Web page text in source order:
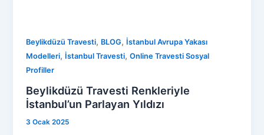
Beylikdüzü Travesti, BLOG, İstanbul Avrupa Yakası
Modelleri, İstanbul Travesti,Online Travesti Sosyal
Profiller
Beylikdüzü Travesti Renkleriyle
İstanbul’un Parlayan Yıldızı
3 Ocak 2025